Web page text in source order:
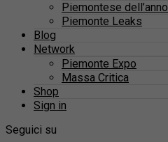
Piemontese dell’anno
Piemonte Leaks
Blog
Network
Piemonte Expo
Massa Critica
Shop
Sign in
Seguici su